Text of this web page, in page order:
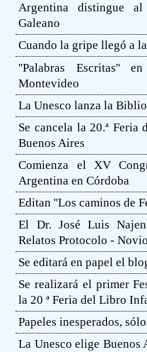
Argentina distingue
Galeano
Cuando la gripe llegó a
''Palabras Escritas''
Montevideo
La Unesco lanza la
Se cancela la 20.ª
Buenos Aires
Comienza el XV
Argentina en Córdoba
Editan ''Los caminos de
El Dr. José Luis
Relatos Protocolo -
Se editará en papel el
Se realizará el primer
la 20 ª Feria del Libro
Papeles inesperados,
La Unesco elige